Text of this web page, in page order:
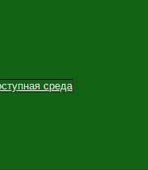
среда